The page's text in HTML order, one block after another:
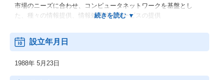
市場のニーズに合わせ、コンピュータネットワークを基盤とし
た、種々の情報提供、情報処理等のサービスの提供
◆その他の事業：
顧客の経営上の問題点に係わる調査・分析、情報処理システムの
設立年月日
1988年 5月23日